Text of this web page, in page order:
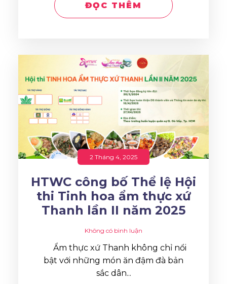
ĐỌC THÊM
2 Tháng 4, 2025
HTWC công bố Thể lệ Hội
thi Tinh hoa ẩm thực xứ
Thanh lần II năm 2025
Không có bình luận
Ẩm thực xứ Thanh không chỉ nổi
bật với những món ăn đậm đà bản
sắc dân...